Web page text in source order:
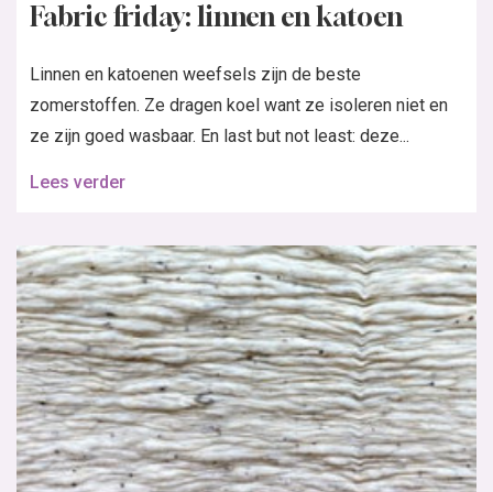
Fabric friday: linnen en katoen
Linnen en katoenen weefsels zijn de beste
zomerstoffen. Ze dragen koel want ze isoleren niet en
ze zijn goed wasbaar. En last but not least: deze...
Lees verder